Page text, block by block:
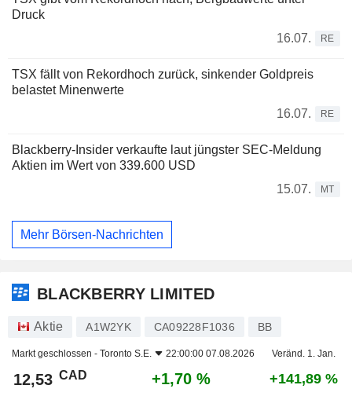
Druck
16.07.
RE
TSX fällt von Rekordhoch zurück, sinkender Goldpreis
belastet Minenwerte
16.07.
RE
Blackberry-Insider verkaufte laut jüngster SEC-Meldung
Aktien im Wert von 339.600 USD
15.07.
MT
Mehr Börsen-Nachrichten
BLACKBERRY LIMITED
Aktie A1W2YK CA09228F1036 BB
Markt geschlossen - Toronto S.E. 22:00:00 07.08.2026 Veränd. 1. Jan.
12,53 CAD +1,70 % +141,89 %